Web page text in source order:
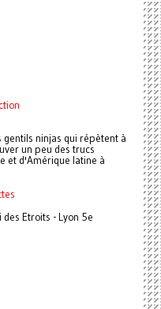
ninjas qui répètent à
un peu des trucs
et d'Amérique latine à
des Etroits - Lyon 5e